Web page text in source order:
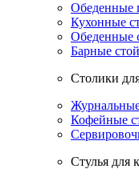
Обеденные
Кухонные
Обеденные
Барные
Столики
Кофейные
Стулья для